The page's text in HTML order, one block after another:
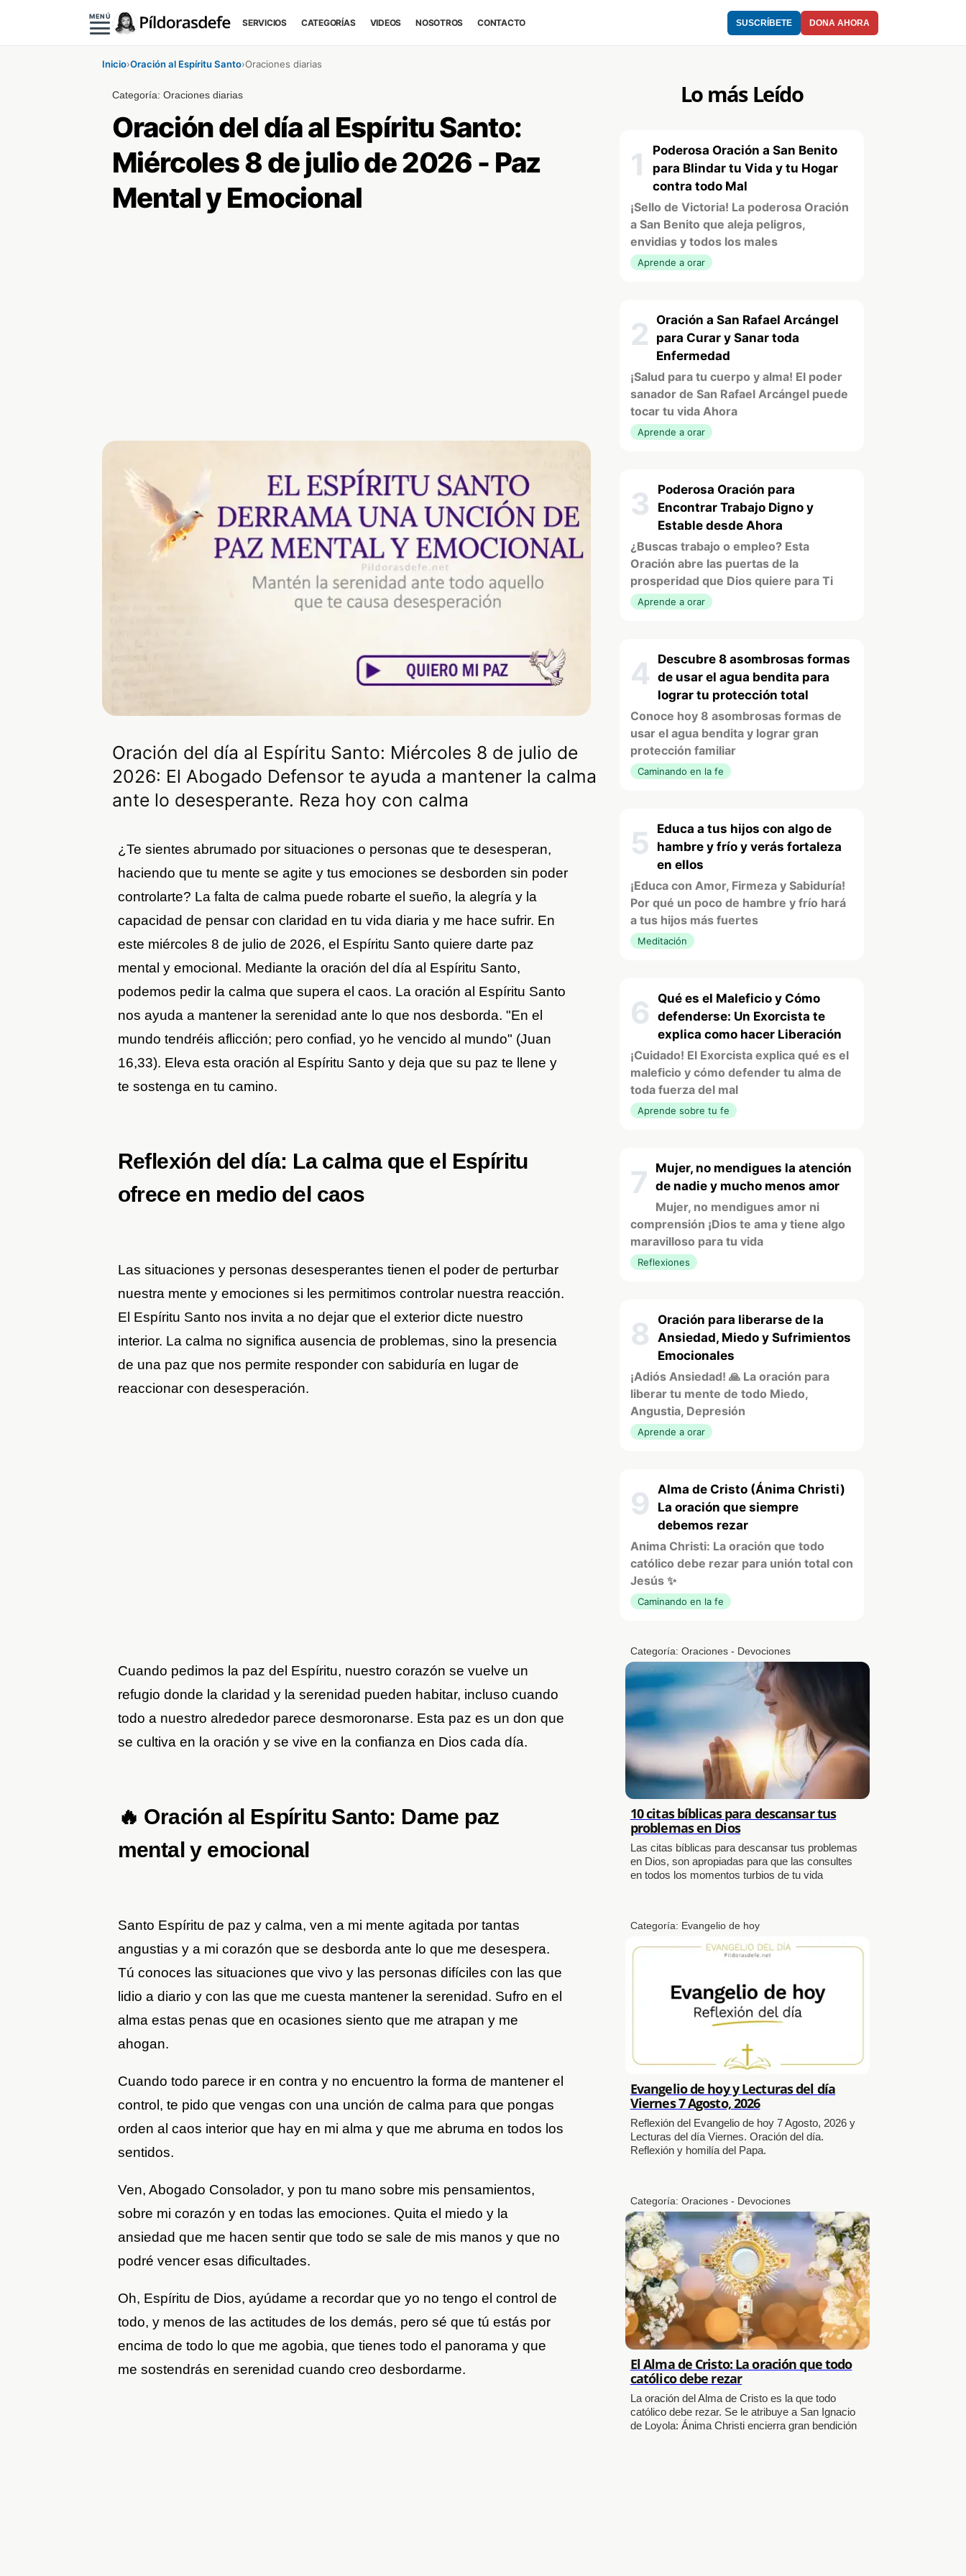
MENÚ
SERVICIOS CATEGORÍAS VIDEOS NOSOTROS CONTACTO SUSCRÍBETE DONA AHORA
Inicio›Oración al Espíritu Santo›Oraciones diarias
Categoría:Oraciones diarias
Oración del día al Espíritu Santo:
Miércoles 8 de julio de 2026 - Paz
Mental y Emocional
Oración del día al Espíritu Santo: Miércoles 8 de julio de
2026: El Abogado Defensor te ayuda a mantener la calma
ante lo desesperante. Reza hoy con calma
¿Te sientes abrumado por situaciones o personas que te desesperan,
haciendo que tu mente se agite y tus emociones se desborden sin poder
controlarte? La falta de calma puede robarte el sueño, la alegría y la
capacidad de pensar con claridad en tu vida diaria y me hace sufrir. En
este miércoles 8 de julio de 2026, el Espíritu Santo quiere darte paz
mental y emocional. Mediante la oración del día al Espíritu Santo,
podemos pedir la calma que supera el caos. La oración al Espíritu Santo
nos ayuda a mantener la serenidad ante lo que nos desborda. "En el
mundo tendréis aflicción; pero confiad, yo he vencido al mundo" (Juan
16,33). Eleva esta oración al Espíritu Santo y deja que su paz te llene y
te sostenga en tu camino.
Reflexión del día: La calma que el Espíritu
ofrece en medio del caos
Las situaciones y personas desesperantes tienen el poder de perturbar
nuestra mente y emociones si les permitimos controlar nuestra reacción.
El Espíritu Santo nos invita a no dejar que el exterior dicte nuestro
interior. La calma no significa ausencia de problemas, sino la presencia
de una paz que nos permite responder con sabiduría en lugar de
reaccionar con desesperación.
Cuando pedimos la paz del Espíritu, nuestro corazón se vuelve un
refugio donde la claridad y la serenidad pueden habitar, incluso cuando
todo a nuestro alrededor parece desmoronarse. Esta paz es un don que
se cultiva en la oración y se vive en la confianza en Dios cada día.
🔥 Oración al Espíritu Santo: Dame paz
mental y emocional
Santo Espíritu de paz y calma, ven a mi mente agitada por tantas
angustias y a mi corazón que se desborda ante lo que me desespera.
Tú conoces las situaciones que vivo y las personas difíciles con las que
lidio a diario y con las que me cuesta mantener la serenidad. Sufro en el
alma estas penas que en ocasiones siento que me atrapan y me
ahogan.
Cuando todo parece ir en contra y no encuentro la forma de mantener el
control, te pido que vengas con una unción de calma para que pongas
orden al caos interior que hay en mi alma y que me abruma en todos los
sentidos.
Ven, Abogado Consolador, y pon tu mano sobre mis pensamientos,
sobre mi corazón y en todas las emociones. Quita el miedo y la
ansiedad que me hacen sentir que todo se sale de mis manos y que no
podré vencer esas dificultades.
Oh, Espíritu de Dios, ayúdame a recordar que yo no tengo el control de
todo, y menos de las actitudes de los demás, pero sé que tú estás por
encima de todo lo que me agobia, que tienes todo el panorama y que
me sostendrás en serenidad cuando creo desbordarme.
Lo más Leído
1
Poderosa Oración a San Benito
para Blindar tu Vida y tu Hogar
contra todo Mal
¡Sello de Victoria! La poderosa Oración
a San Benito que aleja peligros,
envidias y todos los males
Aprende a orar
2 Oración a San Rafael Arcángel
para Curar y Sanar toda
Enfermedad
¡Salud para tu cuerpo y alma! El poder
sanador de San Rafael Arcángel puede
tocar tu vida Ahora
Aprende a orar
3
Poderosa Oración para
Encontrar Trabajo Digno y
Estable desde Ahora
¿Buscas trabajo o empleo? Esta
Oración abre las puertas de la
prosperidad que Dios quiere para Ti
Aprende a orar
4
Descubre 8 asombrosas formas
de usar el agua bendita para
lograr tu protección total
Conoce hoy 8 asombrosas formas de
usar el agua bendita y lograr gran
protección familiar
Caminando en la fe
5
Educa a tus hijos con algo de
hambre y frío y verás fortaleza
en ellos
¡Educa con Amor, Firmeza y Sabiduría!
Por qué un poco de hambre y frío hará
a tus hijos más fuertes
Meditación
6
Qué es el Maleficio y Cómo
defenderse: Un Exorcista te
explica como hacer Liberación
¡Cuidado! El Exorcista explica qué es el
maleficio y cómo defender tu alma de
toda fuerza del mal
Aprende sobre tu fe
7
Mujer, no mendigues la atención
de nadie y mucho menos amor
Mujer, no mendigues amor ni
comprensión ¡Dios te ama y tiene algo
maravilloso para tu vida
Reflexiones
8
Oración para liberarse de la
Ansiedad, Miedo y Sufrimientos
Emocionales
¡Adiós Ansiedad! 🙏 La oración para
liberar tu mente de todo Miedo,
Angustia, Depresión
Aprende a orar
9
Alma de Cristo (Ánima Christi)
La oración que siempre
debemos rezar
Anima Christi: La oración que todo
católico debe rezar para unión total con
Jesús ✨
Caminando en la fe
Categoría: Oraciones - Devociones
10 citas bíblicas para descansar tus
problemas en Dios
Las citas bíblicas para descansar tus problemas
en Dios, son apropiadas para que las consultes
en todos los momentos turbios de tu vida
Categoría: Evangelio de hoy
Evangelio de hoy y Lecturas del día
Viernes 7 Agosto, 2026
Reflexión del Evangelio de hoy 7 Agosto, 2026 y
Lecturas del día Viernes. Oración del día.
Reflexión y homilía del Papa.
Categoría: Oraciones - Devociones
El Alma de Cristo: La oración que todo
católico debe rezar
La oración del Alma de Cristo es la que todo
católico debe rezar. Se le atribuye a San Ignacio
de Loyola: Ánima Christi encierra gran bendición